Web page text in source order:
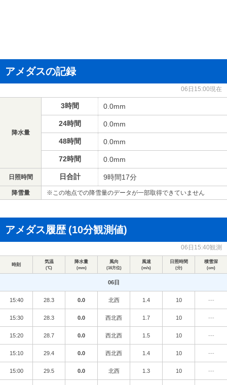
アメダスの記録
06日15:00現在
降水量
3時間 0.0mm
24時間 0.0mm
48時間 0.0mm
72時間 0.0mm
日照時間 日合計 9時間17分
降雪量 ※この地点での降雪量のデータが一部取得できていません
アメダス履歴 (10分観測値)
06日15:40観測
時刻
気温
(℃)
降水量
(mm)
風向
(16方位)
風速
(m/s)
日照時間
(分)
積雪深
(cm)
06日
15:40 28.3 0.0 北西 1.4 10 ---
15:30 28.3 0.0 西北西 1.7 10 ---
15:20 28.7 0.0 西北西 1.5 10 ---
15:10 29.4 0.0 西北西 1.4 10 ---
15:00 29.5 0.0 北西 1.3 10 ---